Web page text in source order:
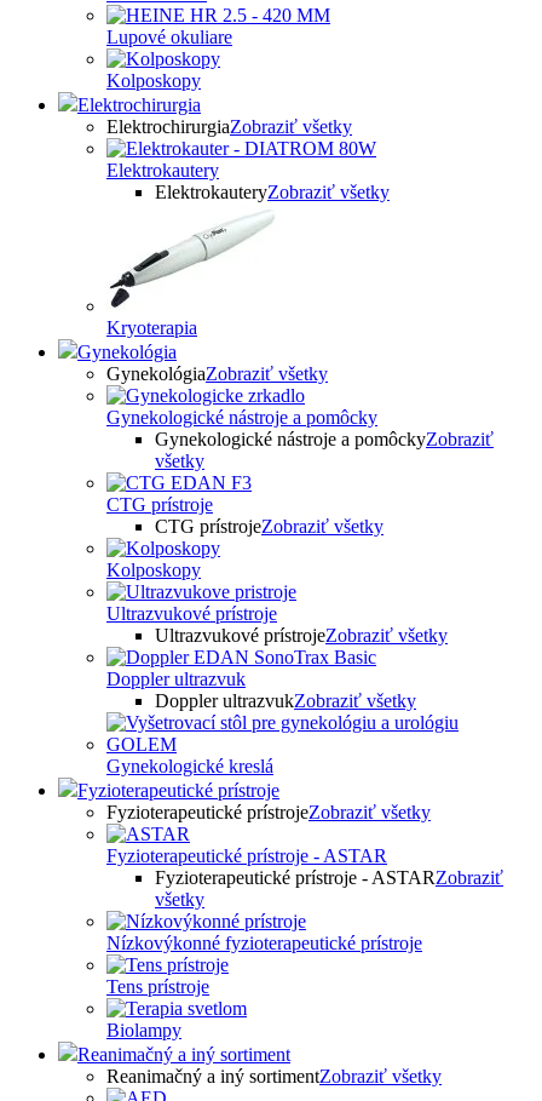
Lupové okuliare
Kolposkopy
Elektrochirurgia
ElektrochirurgiaZobraziť všetky
Elektrokautery
ElektrokauteryZobraziť všetky
Kryoterapia
Gynekológia
GynekológiaZobraziť všetky
Gynekologické nástroje a pomôcky
Gynekologické nástroje a pomôckyZobraziť
všetky
CTG prístroje
CTG prístrojeZobraziť všetky
Kolposkopy
Ultrazvukové prístroje
Ultrazvukové prístrojeZobraziť všetky
Doppler ultrazvuk
Doppler ultrazvukZobraziť všetky
Gynekologické kreslá
Fyzioterapeutické prístroje
Fyzioterapeutické prístrojeZobraziť všetky
Fyzioterapeutické prístroje - ASTAR
Fyzioterapeutické prístroje - ASTARZobraziť
všetky
Nízkovýkonné fyzioterapeutické prístroje
Tens prístroje
Biolampy
Reanimačný a iný sortiment
Reanimačný a iný sortimentZobraziť všetky